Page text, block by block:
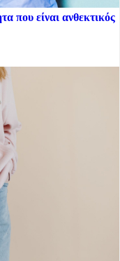
που είναι ανθεκτικός